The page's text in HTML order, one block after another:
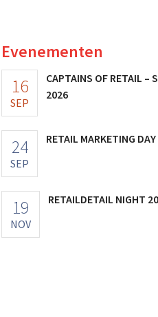
Evenementen
16
SEP
CAPTAINS OF RETAIL –
2026
24
SEP
RETAIL MARKETING
19
NOV
RETAILDETAIL NIGHT